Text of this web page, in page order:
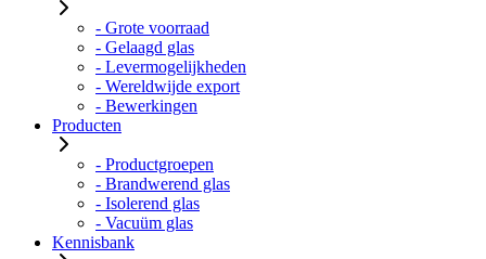
- Grote voorraad
- Gelaagd glas
- Levermogelijkheden
- Wereldwijde export
- Bewerkingen
Producten
- Productgroepen
- Brandwerend glas
- Isolerend glas
- Vacuüm glas
Kennisbank